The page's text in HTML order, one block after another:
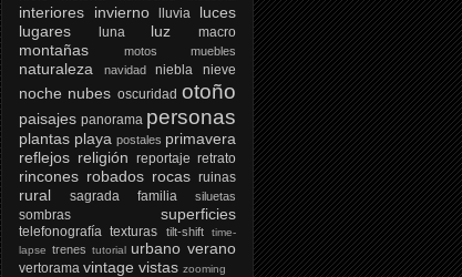
interiores invierno lluvia
luces
lugares
luna luz macro
montañas motos muebles
naturaleza navidad niebla nieve
noche nubes oscuridad otoño
paisajes panorama personas
plantas playa postales primavera
reflejos religión reportaje retrato
rincones robados rocas ruinas
rural sagrada familia siluetas
sombras superficies
telefonografía texturas tilt-shift
time-
lapse trenes tutorial urbano verano
vertorama vintage vistas zooming